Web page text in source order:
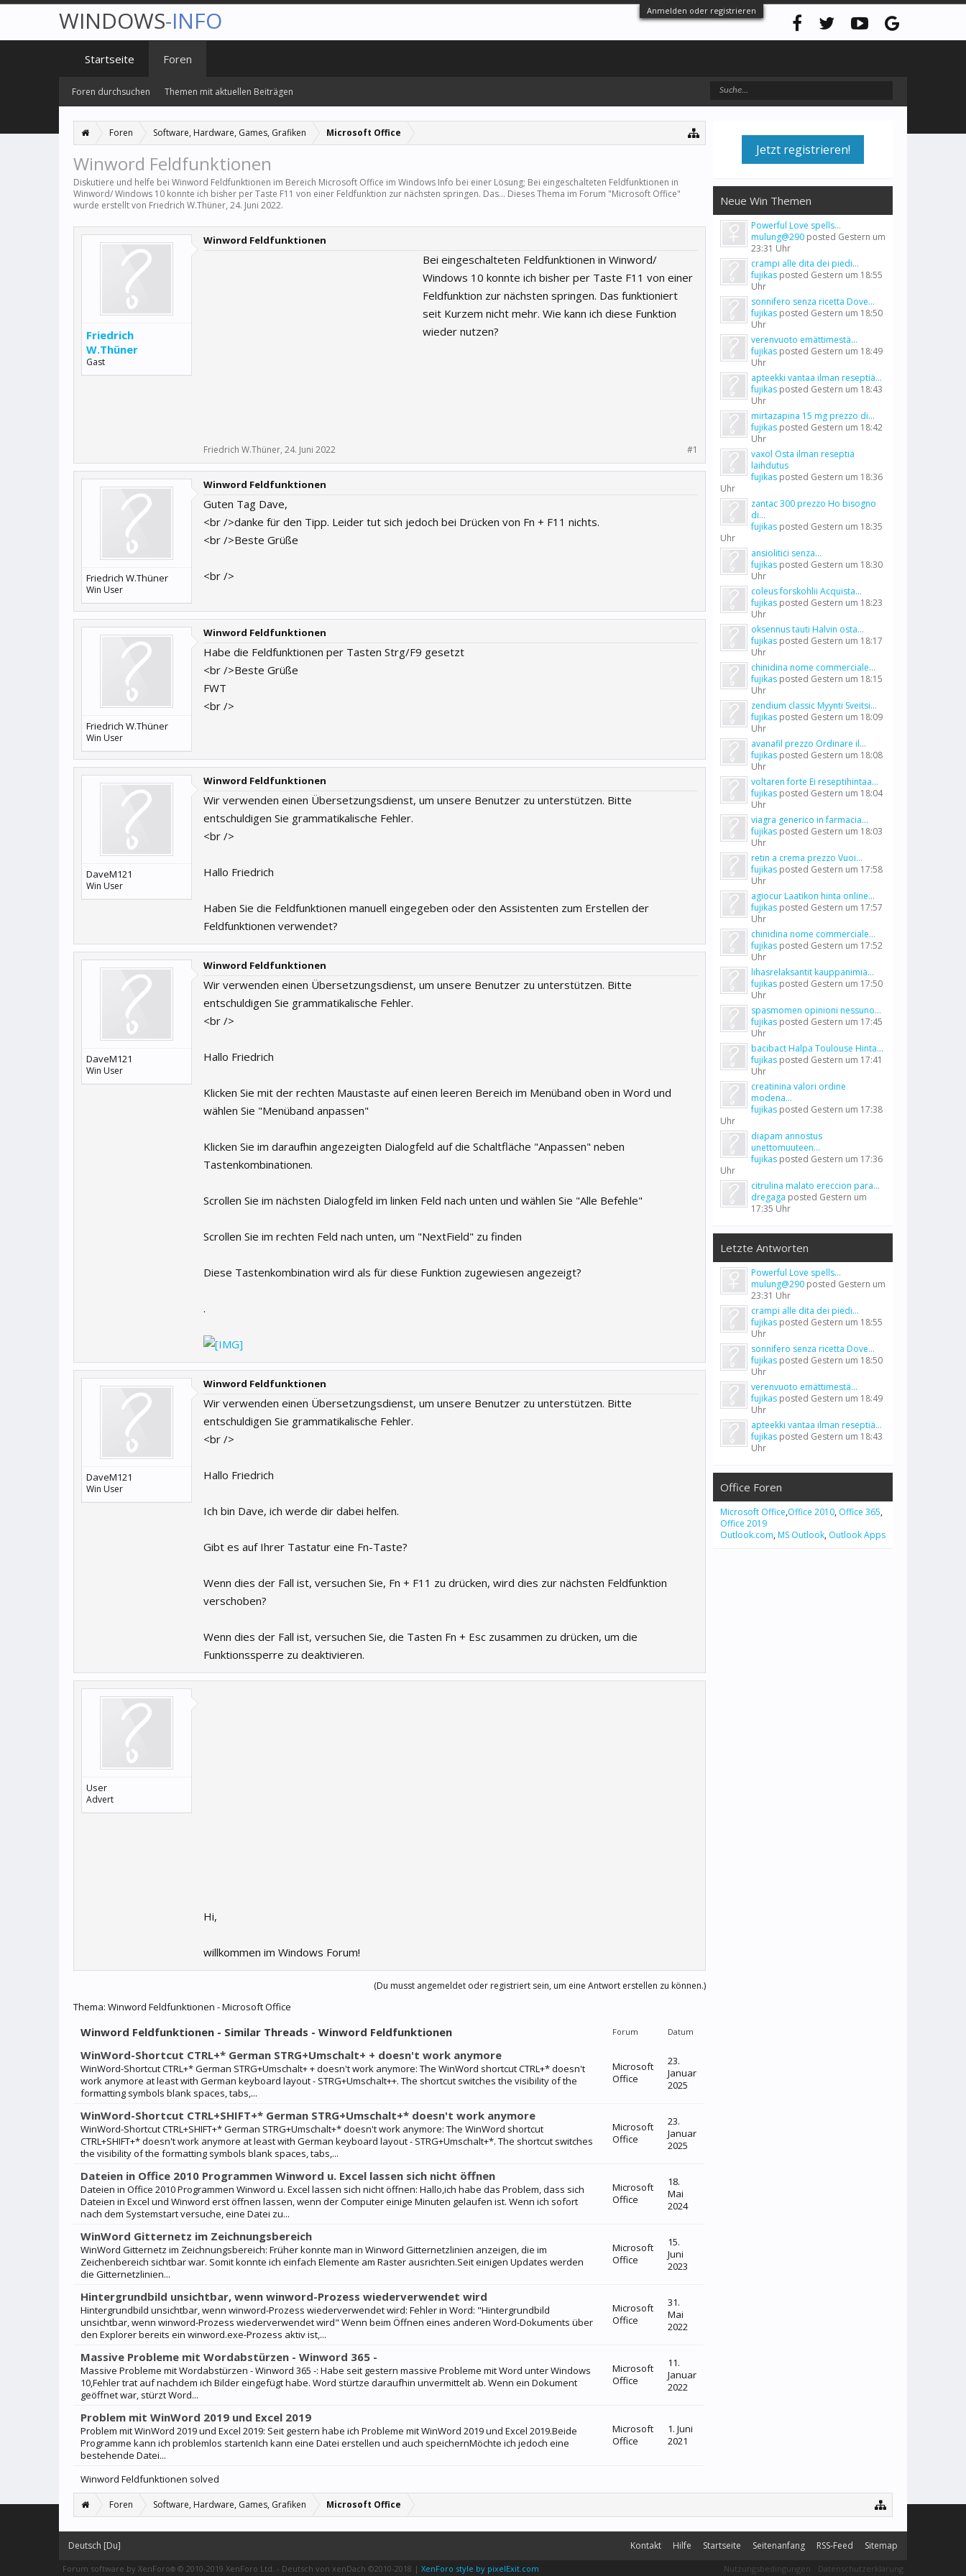
Anmelden oder registrieren
Foren Software, Hardware, Games, Grafiken Microsoft Office
Winword Feldfunktionen
Diskutiere und helfe bei Winword Feldfunktionen im Bereich Microsoft Office im Windows Info bei einer Lösung; Bei eingeschalteten Feldfunktionen in
Winword/ Windows 10 konnte ich bisher per Taste F11 von einer Feldfunktion zur nächsten springen. Das... Dieses Thema im Forum "Microsoft Office"
wurde erstellt von Friedrich W.Thüner, 24. Juni 2022.
Friedrich
W.Thüner
Gast
Winword Feldfunktionen
Bei eingeschalteten Feldfunktionen in Winword/
Windows 10 konnte ich bisher per Taste F11 von einer
Feldfunktion zur nächsten springen. Das funktioniert
seit Kurzem nicht mehr. Wie kann ich diese Funktion
wieder nutzen?
Friedrich W.Thüner, 24. Juni 2022 #1
Friedrich W.Thüner
Win User
Winword Feldfunktionen
Guten Tag Dave,
<br />danke für den Tipp. Leider tut sich jedoch bei Drücken von Fn + F11 nichts.
<br />Beste Grüße
<br />
Friedrich W.Thüner
Win User
Winword Feldfunktionen
Habe die Feldfunktionen per Tasten Strg/F9 gesetzt
<br />Beste Grüße
FWT
<br />
DaveM121
Win User
Winword Feldfunktionen
Wir verwenden einen Übersetzungsdienst, um unsere Benutzer zu unterstützen. Bitte
entschuldigen Sie grammatikalische Fehler.
<br />
Hallo Friedrich
Haben Sie die Feldfunktionen manuell eingegeben oder den Assistenten zum Erstellen der
Feldfunktionen verwendet?
DaveM121
Win User
Winword Feldfunktionen
Wir verwenden einen Übersetzungsdienst, um unsere Benutzer zu unterstützen. Bitte
entschuldigen Sie grammatikalische Fehler.
<br />
Hallo Friedrich
Klicken Sie mit der rechten Maustaste auf einen leeren Bereich im Menüband oben in Word und
wählen Sie "Menüband anpassen"
Klicken Sie im daraufhin angezeigten Dialogfeld auf die Schaltfläche "Anpassen" neben
Tastenkombinationen.
Scrollen Sie im nächsten Dialogfeld im linken Feld nach unten und wählen Sie "Alle Befehle"
Scrollen Sie im rechten Feld nach unten, um "NextField" zu finden
Diese Tastenkombination wird als für diese Funktion zugewiesen angezeigt?
.
DaveM121
Win User
Winword Feldfunktionen
Wir verwenden einen Übersetzungsdienst, um unsere Benutzer zu unterstützen. Bitte
entschuldigen Sie grammatikalische Fehler.
<br />
Hallo Friedrich
Ich bin Dave, ich werde dir dabei helfen.
Gibt es auf Ihrer Tastatur eine Fn-Taste?
Wenn dies der Fall ist, versuchen Sie, Fn + F11 zu drücken, wird dies zur nächsten Feldfunktion
verschoben?
Wenn dies der Fall ist, versuchen Sie, die Tasten Fn + Esc zusammen zu drücken, um die
Funktionssperre zu deaktivieren.
User
Advert
Hi,
willkommen im Windows Forum!
(Du musst angemeldet oder registriert sein, um eine Antwort erstellen zu können.)
Thema: Winword Feldfunktionen - Microsoft Office
Winword Feldfunktionen - Similar Threads - Winword Feldfunktionen Forum Datum
WinWord-Shortcut CTRL+* German STRG+Umschalt+ + doesn't work anymore
WinWord-Shortcut CTRL+* German STRG+Umschalt+ + doesn't work anymore: The WinWord shortcut CTRL+* doesn't
work anymore at least with German keyboard layout - STRG+Umschalt++. The shortcut switches the visibility of the
formatting symbols blank spaces, tabs,...
Microsoft
Office
23.
Januar
2025
WinWord-Shortcut CTRL+SHIFT+* German STRG+Umschalt+* doesn't work anymore
WinWord-Shortcut CTRL+SHIFT+* German STRG+Umschalt+* doesn't work anymore: The WinWord shortcut
CTRL+SHIFT+* doesn't work anymore at least with German keyboard layout - STRG+Umschalt+*. The shortcut switches
the visibility of the formatting symbols blank spaces, tabs,...
Microsoft
Office
23.
Januar
2025
Dateien in Office 2010 Programmen Winword u. Excel lassen sich nicht öffnen
Dateien in Office 2010 Programmen Winword u. Excel lassen sich nicht öffnen: Hallo,ich habe das Problem, dass sich
Dateien in Excel und Winword erst öffnen lassen, wenn der Computer einige Minuten gelaufen ist. Wenn ich sofort
nach dem Systemstart versuche, eine Datei zu...
Microsoft
Office
18.
Mai
2024
WinWord Gitternetz im Zeichnungsbereich
WinWord Gitternetz im Zeichnungsbereich: Früher konnte man in Winword Gitternetzlinien anzeigen, die im
Zeichenbereich sichtbar war. Somit konnte ich einfach Elemente am Raster ausrichten.Seit einigen Updates werden
die Gitternetzlinien...
Microsoft
Office
15.
Juni
2023
Hintergrundbild unsichtbar, wenn winword-Prozess wiederverwendet wird
Hintergrundbild unsichtbar, wenn winword-Prozess wiederverwendet wird: Fehler in Word: "Hintergrundbild
unsichtbar, wenn winword-Prozess wiederverwendet wird" Wenn beim Öffnen eines anderen Word-Dokuments über
den Explorer bereits ein winword.exe-Prozess aktiv ist,...
Microsoft
Office
31.
Mai
2022
Massive Probleme mit Wordabstürzen - Winword 365 -
Massive Probleme mit Wordabstürzen - Winword 365 -: Habe seit gestern massive Probleme mit Word unter Windows
10,Fehler trat auf nachdem ich Bilder eingefügt habe. Word stürtze daraufhin unvermittelt ab. Wenn ein Dokument
geöffnet war, stürzt Word...
Microsoft
Office
11.
Januar
2022
Problem mit WinWord 2019 und Excel 2019
Problem mit WinWord 2019 und Excel 2019: Seit gestern habe ich Probleme mit WinWord 2019 und Excel 2019.Beide
Programme kann ich problemlos startenIch kann eine Datei erstellen und auch speichernMöchte ich jedoch eine
bestehende Datei...
Microsoft
Office
1. Juni
2021
Winword Feldfunktionen solved
Jetzt registrieren!
Neue Win Themen
Powerful Love spells...
mulung@290 posted Gestern um
23:31 Uhr
crampi alle dita dei piedi...
fujikas posted Gestern um 18:55
Uhr
sonnifero senza ricetta Dove...
fujikas posted Gestern um 18:50
Uhr
verenvuoto emättimestä...
fujikas posted Gestern um 18:49
Uhr
apteekki vantaa ilman reseptiä...
fujikas posted Gestern um 18:43
Uhr
mirtazapina 15 mg prezzo di...
fujikas posted Gestern um 18:42
Uhr
vaxol Osta ilman reseptiä
laihdutus
fujikas posted Gestern um 18:36
Uhr
zantac 300 prezzo Ho bisogno
di...
fujikas posted Gestern um 18:35
Uhr
ansiolitici senza...
fujikas posted Gestern um 18:30
Uhr
coleus forskohlii Acquista...
fujikas posted Gestern um 18:23
Uhr
oksennus tauti Halvin osta...
fujikas posted Gestern um 18:17
Uhr
chinidina nome commerciale...
fujikas posted Gestern um 18:15
Uhr
zendium classic Myynti Sveitsi...
fujikas posted Gestern um 18:09
Uhr
avanafil prezzo Ordinare il...
fujikas posted Gestern um 18:08
Uhr
voltaren forte Ei reseptihintaa...
fujikas posted Gestern um 18:04
Uhr
viagra generico in farmacia...
fujikas posted Gestern um 18:03
Uhr
retin a crema prezzo Vuoi...
fujikas posted Gestern um 17:58
Uhr
agiocur Laatikon hinta online...
fujikas posted Gestern um 17:57
Uhr
chinidina nome commerciale...
fujikas posted Gestern um 17:52
Uhr
lihasrelaksantit kauppanimiä...
fujikas posted Gestern um 17:50
Uhr
spasmomen opinioni nessuno...
fujikas posted Gestern um 17:45
Uhr
bacibact Halpa Toulouse Hinta...
fujikas posted Gestern um 17:41
Uhr
creatinina valori ordine
modena...
fujikas posted Gestern um 17:38
Uhr
diapam annostus
unettomuuteen...
fujikas posted Gestern um 17:36
Uhr
citrulina malato ereccion para...
dregaga posted Gestern um
17:35 Uhr
Letzte Antworten
Powerful Love spells...
mulung@290 posted Gestern um
23:31 Uhr
crampi alle dita dei piedi...
fujikas posted Gestern um 18:55
Uhr
sonnifero senza ricetta Dove...
fujikas posted Gestern um 18:50
Uhr
verenvuoto emättimestä...
fujikas posted Gestern um 18:49
Uhr
apteekki vantaa ilman reseptiä...
fujikas posted Gestern um 18:43
Uhr
Office Foren
Microsoft Office,Office 2010, Office 365,
Office 2019
Outlook.com, MS Outlook, Outlook Apps
Foren Software, Hardware, Games, Grafiken Microsoft Office
WINDOWS-INFO
Startseite Foren
Foren durchsuchen Themen mit aktuellen Beiträgen
Deutsch [Du] Kontakt Hilfe Startseite Seitenanfang RSS-Feed Sitemap
Nutzungsbedingungen Datenschutzerklärung
Forum software by XenForo® © 2010-2019 XenForo Ltd. - Deutsch von xenDach ©2010-2018 | XenForo style by pixelExit.com